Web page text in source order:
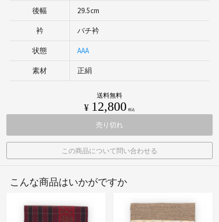
後幅 29.5cm
衿 バチ衿
状態 AAA
素材 正絹
送料無料
¥ 12,800 税込
売り切れ
この商品について問い合わせる
こんな商品はいかがですか